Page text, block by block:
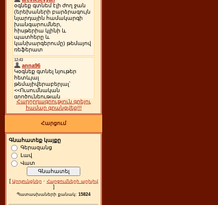
Հաղորդագրություն գրելու
համար գրանցվեք!!!
Հարցում
Գնահատեք կայքը
Գերազանց
Լավ
Վատ
[ Արդյունքներ · Հարցումների արխիվ
]
Պատասխաների քանակ: 15824